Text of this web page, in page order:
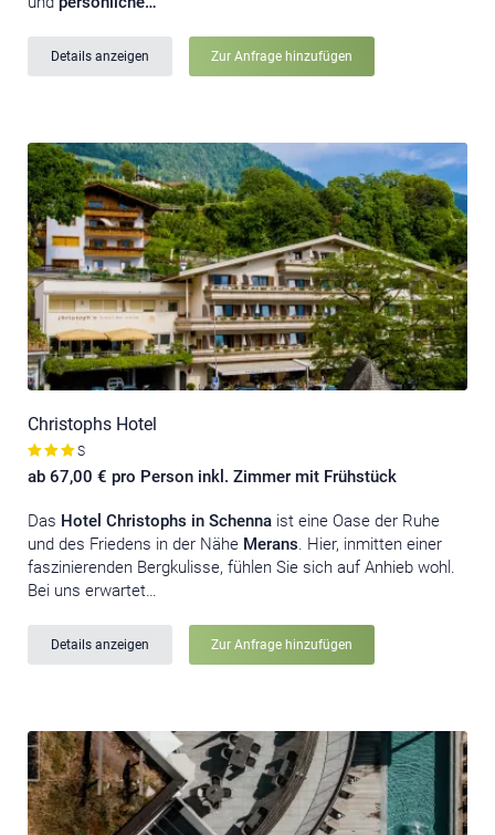
Details anzeigen Zur Anfrage hinzufügen
Christophs Hotel
S
ab 67,00 € pro Person inkl. Zimmer mit Frühstück
Das Hotel Christophs in Schenna ist eine Oase der Ruhe
und des Friedens in der Nähe Merans. Hier, inmitten einer
faszinierenden Bergkulisse, fühlen Sie sich auf Anhieb wohl.
Bei uns erwartet…
Details anzeigen Zur Anfrage hinzufügen